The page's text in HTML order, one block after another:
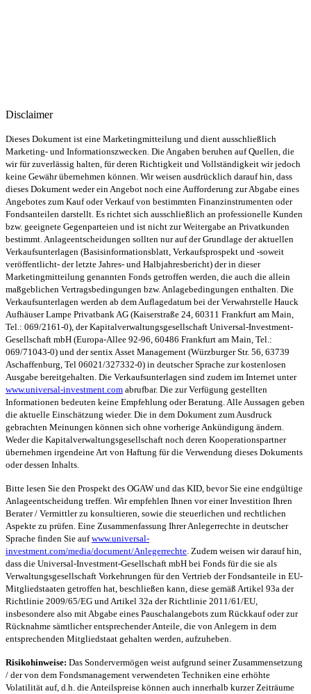
Disclaimer
Dieses Dokument ist eine Marketingmitteilung und dient ausschließlich
Marketing- und Informationszwecken. Die Angaben beruhen auf Quellen, die
wir für zuverlässig halten, für deren Richtigkeit und Vollständigkeit wir jedoch
keine Gewähr übernehmen können. Wir weisen ausdrücklich darauf hin, dass
dieses Dokument weder ein Angebot noch eine Aufforderung zur Abgabe eines
Angebotes zum Kauf oder Verkauf von bestimmten Finanzinstrumenten oder
Fondsanteilen darstellt. Es richtet sich ausschließlich an professionelle Kunden
bzw. geeignete Gegenparteien und ist nicht zur Weitergabe an Privatkunden
bestimmt. Anlageentscheidungen sollten nur auf der Grundlage der aktuellen
Verkaufsunterlagen (Basisinformationsblatt, Verkaufsprospekt und -soweit
veröffentlicht- der letzte Jahres- und Halbjahresbericht) der in dieser
Marketingmitteilung genannten Fonds getroffen werden, die auch die allein
maßgeblichen Vertragsbedingungen bzw. Anlagebedingungen enthalten. Die
Verkaufsunterlagen werden ab dem Auflagedatum bei der Verwahrstelle Hauck
Aufhäuser Lampe Privatbank AG (Kaiserstraße 24, 60311 Frankfurt am Main,
Tel.: 069/2161-0), der Kapitalverwaltungsgesellschaft Universal-Investment-
Gesellschaft mbH (Europa-Allee 92-96, 60486 Frankfurt am Main, Tel.:
069/71043-0) und der sentix Asset Management (Würzburger Str. 56, 63739
Aschaffenburg, Tel 06021/327332-0) in deutscher Sprache zur kostenlosen
Ausgabe bereitgehalten. Die Verkaufsunterlagen sind zudem im Internet unter
www.universal-investment.com abrufbar. Die zur Verfügung gestellten
Informationen bedeuten keine Empfehlung oder Beratung. Alle Aussagen geben
die aktuelle Einschätzung wieder. Die in dem Dokument zum Ausdruck
gebrachten Meinungen können sich ohne vorherige Ankündigung ändern.
Weder die Kapitalverwaltungsgesellschaft noch deren Kooperationspartner
übernehmen irgendeine Art von Haftung für die Verwendung dieses Dokuments
oder dessen Inhalts.
Bitte lesen Sie den Prospekt des OGAW und das KID, bevor Sie eine endgültige
Anlageentscheidung treffen. Wir empfehlen Ihnen vor einer Investition Ihren
Berater / Vermittler zu konsultieren, sowie die steuerlichen und rechtlichen
Aspekte zu prüfen. Eine Zusammenfassung Ihrer Anlegerrechte in deutscher
Sprache finden Sie aufwww.universal-
investment.com/media/document/Anlegerrechte. Zudem weisen wir darauf hin,
dass die Universal-Investment-Gesellschaft mbH bei Fonds für die sie als
Verwaltungsgesellschaft Vorkehrungen für den Vertrieb der Fondsanteile in EU-
Mitgliedstaaten getroffen hat, beschließen kann, diese gemäß Artikel 93a der
Richtlinie 2009/65/EG und Artikel 32a der Richtlinie 2011/61/EU,
insbesondere also mit Abgabe eines Pauschalangebots zum Rückkauf oder zur
Rücknahme sämtlicher entsprechender Anteile, die von Anlegern in dem
entsprechenden Mitgliedstaat gehalten werden, aufzuheben.
Risikohinweise: Das Sondervermögen weist aufgrund seiner Zusammensetzung
/ der von dem Fondsmanagement verwendeten Techniken eine erhöhte
Volatilität auf, d.h. die Anteilspreise können auch innerhalb kurzer Zeiträume